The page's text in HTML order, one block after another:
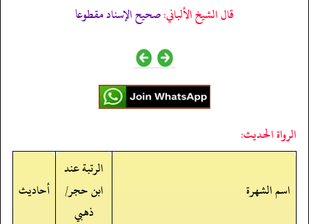
قال الشيخ الألباني:صحيح الإسناد مقطوعا
الرواة الحديث:
اسم الشهرة
الرتبة عند
ابن حجر/
ذهبي
أحاديث